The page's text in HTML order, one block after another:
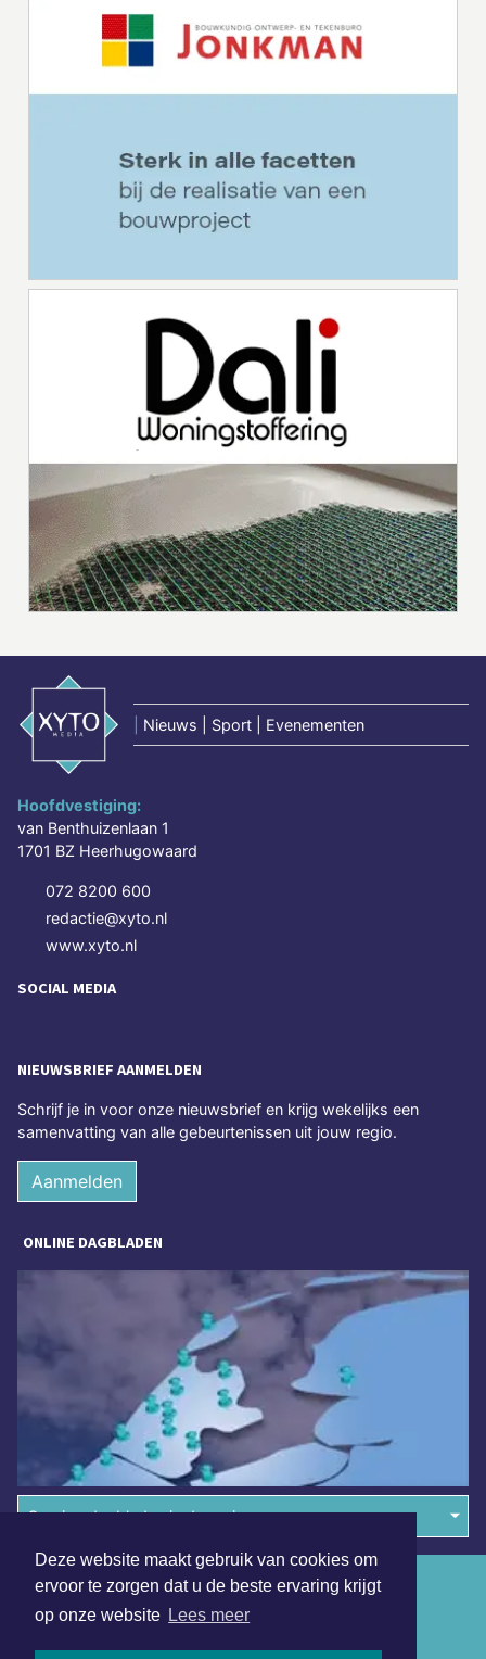
Deze website maakt gebruik van cookies om
ervoor te zorgen dat u de beste ervaring krijgt
op onze website Lees meer
Nieuws | Sport | Evenementen
Hoofdvestiging:
van Benthuizenlaan 1
1701 BZ Heerhugowaard
072 8200 600
redactie@xyto.nl
www.xyto.nl
SOCIAL MEDIA
NIEUWSBRIEF AANMELDEN
Schrijf je in voor onze nieuwsbrief en krijg wekelijks een
samenvatting van alle gebeurtenissen uit jouw regio.
Aanmelden
ONLINE DAGBLADEN
Overige dagbladen in de regio
Algemene voorwaarden
Disclaimer